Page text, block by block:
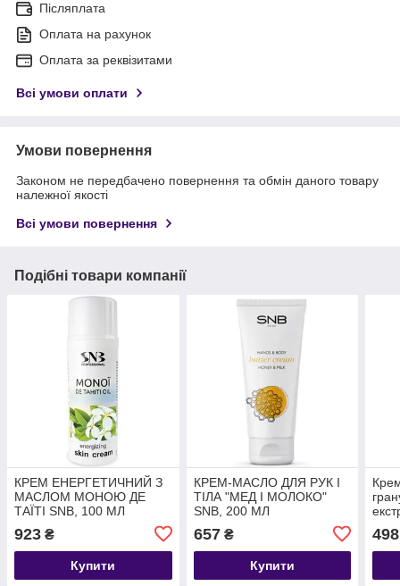
Післяплата
Оплата на рахунок
Оплата за реквізитами
Всі умови оплати
Умови повернення
Законом не передбачено повернення та обмін даного товару
належної якості
Всі умови повернення
Подібні товари компанії
КРЕМ ЕНЕРГЕТИЧНИЙ З
МАСЛОМ МОНОЮ ДЕ
ТАЇТІ SNB, 100 МЛ
923 ₴
Купити
КРЕМ-МАСЛО ДЛЯ РУК І
ТІЛА "МЕД І МОЛОКО"
SNB, 200 МЛ
657₴
Купити
498